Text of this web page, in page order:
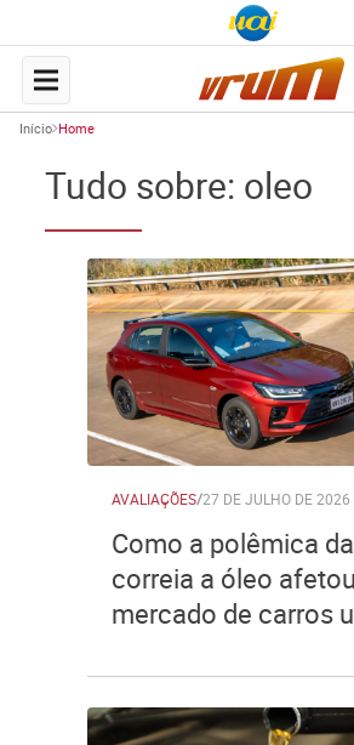
Início Home
Tudo sobre: oleo
AVALIAÇÕES/27 DE JULHO DE 2026
Como a polêmica da
correia a óleo
mercado de carros